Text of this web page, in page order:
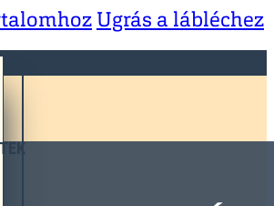
Ugrás a lábléchez